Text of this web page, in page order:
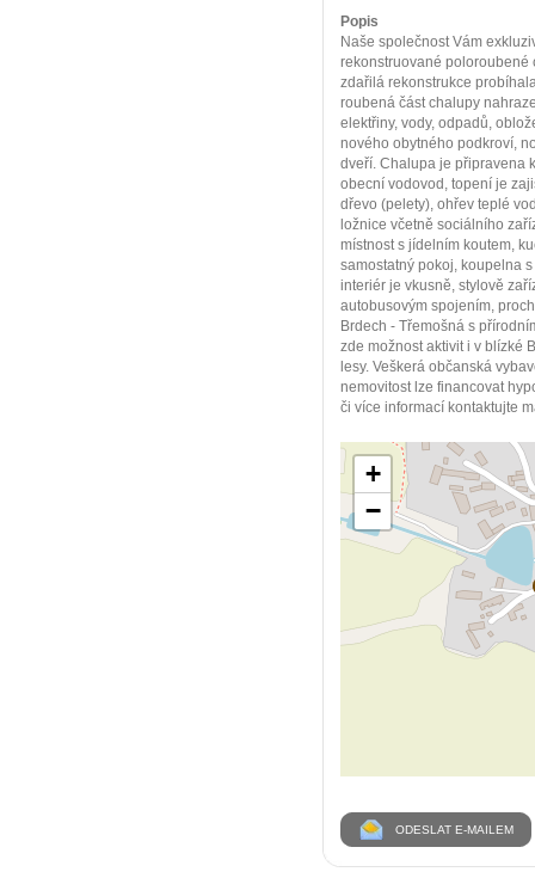
Popis
Naše společnost Vám
rekonstruované poloroubené
zdařilá rekonstrukce
roubená část chalupy
elektřiny, vody, odpadů,
nového obytného podkroví,
dveří. Chalupa je připravena
obecní vodovod, topení je
dřevo (pelety), ohřev teplé
ložnice včetně sociálního
místnost s jídelním koutem,
samostatný pokoj, koupelna
interiér je vkusně, stylově
autobusovým spojením,
Brdech - Třemošná s
zde možnost aktivit i v blízké
lesy. Veškerá občanská
nemovitost lze financovat
či více informací kontaktujte
+
−
ODESLAT E-MAILEM